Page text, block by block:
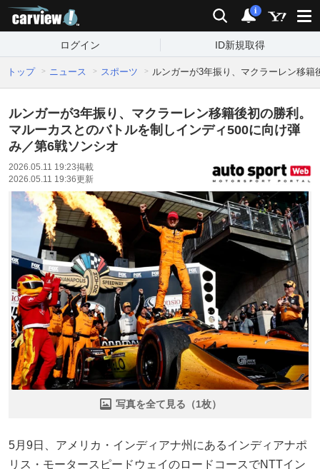
検索 通知
i
ログイン ID新規取得
トップ ニュース スポーツ ルンガーが3年振り、マクラーレン移
ルンガーが3年振り、マクラーレン移籍後初の勝利。
マルーカスとのバトルを制しインディ500に向け弾
み／第6戦ソンシオ
2026.05.11 19:23掲載
2026.05.11 19:36更新
写真を全て見る（1枚）
5月9日、アメリカ・インディアナ州にあるインディアナポ
リス・モータースピードウェイのロードコースでNTTイン